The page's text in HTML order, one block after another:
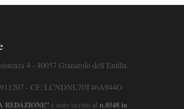
4 - 40057 Granarolo dell’Emilia
- CF: LCNDNL70T46A944O
REDAZIONE”è stato iscritto al n.8548 in